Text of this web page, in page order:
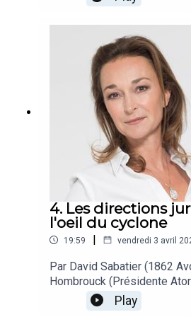
analyse pointue de la
place de confinement.
4. Les directions
l'oeil du cyclone
19:59 | vendredi 3 avril
Par David Sabatier (1862
Hombrouck (Présidente
Lavorel : Présidente du
Montesquieu qui réunit les
Play